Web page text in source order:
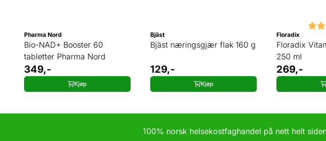
Pharma Nord
Bio-NAD+ Booster 60
tabletter Pharma Nord
349,-
Kjøp
Bjäst
Bjäst næringsgjær flak 160 g
129,-
Kjøp
Floradix
Floradix
250 ml
269,-
100% norsk helsekostfaghandel på nett